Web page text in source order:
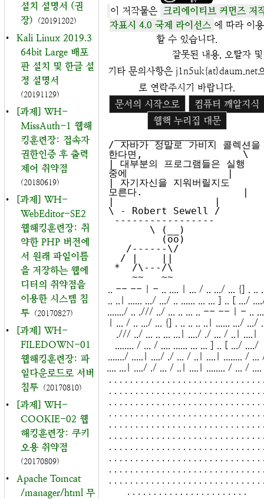
설치 설명서 (권
장)
(20191202)
•
Kali Linux 2019.3
64bit Large 배포
판 설치 및 한글 설
정 설명서
(20191129)
•
[과제] WH-
MissAuth-1 웹해
킹훈련장: 접속자
권한인증 후 출력
제어 취약점
(20180619)
•
[과제] WH-
WebEditor-SE2
웹해킹훈련장: 취
약한 PHP 버전에
서 원래 파일이름
을 저장하는 웹에
디터의 취약점을
이용한 시스템 침
투 (20170827)
•
[과제] WH-
FILEDOWN-01
웹해킹훈련장: 파
일다운로드로 서버
침투 (20170810)
•
[과제] WH-
COOKIE-02 웹
해킹훈련장: 쿠키
오용 취약점
(20170809)
•
Apache Tomcat
/manager/html 무
이 저작물은 크리에이티브 커먼즈 저
자표시 4.0 국제 라이선스 에 따라 이용
할 수 있습니다.
잘못된 내용, 오탈자 및
기타 문의사항은 j1n5uk{at}daum.net
로 연락주시기 바랍니다.
문서의 시작으로
컴퓨터 깨알지식
웹핵 누리집 대문
/ 자바가 정말로 가비지 콜렉션을
한다면,                 \
| 대부분의 프로그램들은 실행
중에                 |
| 자기자신을 지워버릴지도
모른다.                 |
|                 |
\ - Robert Sewell /
.. -- -- | - .. .... | ... / .. .../ ... {] . ..
.. ..| ...... .../ .../ .. ...... ... ... ] .. [ .../
......./ .. ./// ../ ... .. ... .. -- -- | - ..
| ... / .. .../ ... {] . .. .. .. ..| ...... .../ .../
./// ../ ... .. ... ...| ..../ ./ ... / ..| ....|
........ / ... / .... ...... ... ... ] .. [ .../ ..../
......./ .....| ..../ ./ ... / ..| ....| ........ / ...
.... ...| ..../ ./ ... / ..| ....| ........ / ... / ....
. . . . . . . . . . . . . . . . . . . . . . . . . . . . .
. . . . . . . . . . . . . . . . . . . . . . . . . . . . .
. . . . . . . . . . . . . . . . . . . . . . . . . . . . .
. . . . . . . . . . . . . . . . . . . . . . . . . . . . .
. . . . . . . . . . . . . . . . . . . . . . . . . . . . .
. . . . . . . . . . . . . . . . . . . . . . . . . . . . .
. . . . . . . . . . . . . . . . . . . . . . . . . . . . .
. . . . . . . . . . . . . . . . . . . . . . . . . . . . .
. . . . . . . . . . . . . . . . . . . . . . . . . . . . .
. . . . . . . . . . . . . . . . . . . . . . . . . . . . .
. . . . . . . . . . . . . . . . . . . . . . .